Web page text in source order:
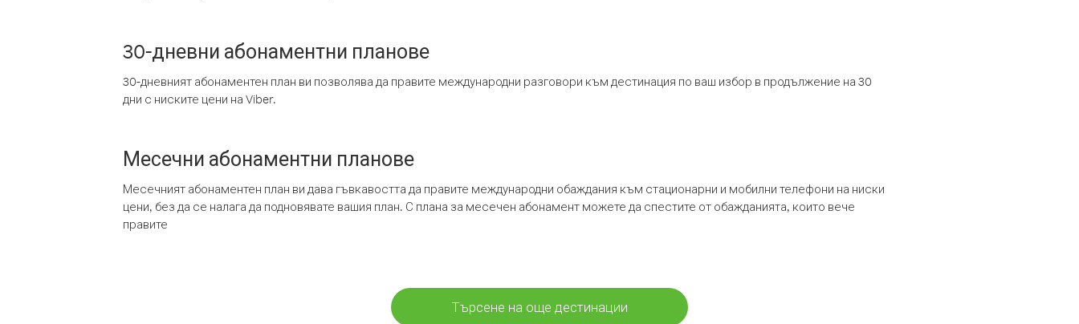
30-дневни абонаментни планове
30-дневният абонаментен план ви позволява да правите международни разговори към дестинация по ваш избор в продължение на 30
дни с ниските цени на Viber.
Месечни абонаментни планове
Месечният абонаментен план ви дава гъвкавостта да правите международни обаждания към стационарни и мобилни телефони на ниски
цени, без да се налага да подновявате вашия план. С плана за месечен абонамент можете да спестите от обажданията, които вече
правите
Търсене на още дестинации